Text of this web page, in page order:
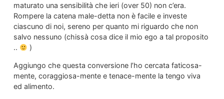
maturato una sensibilità che ieri (over 50) non c’era.
Rompere la catena male-detta non è facile e investe
ciascuno di noi, sereno per quanto mi riguardo che non
salvo nessuno (chissà cosa dice il mio ego a tal proposito
..
)
Aggiungo che questa conversione l’ho cercata faticosa-
mente, coraggiosa-mente e tenace-mente la tengo viva
ed alimento.